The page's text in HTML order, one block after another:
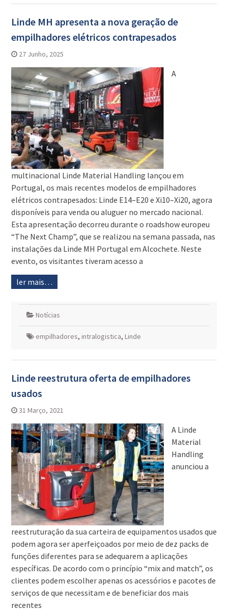
Linde MH apresenta a nova geração de
empilhadores elétricos contrapesados
27 Junho, 2025
A
multinacional Linde Material Handling lançou em
Portugal, os mais recentes modelos de empilhadores
elétricos contrapesados: Linde E14–E20 e Xi10–Xi20, agora
disponíveis para venda ou aluguer no mercado nacional.
Esta apresentação decorreu durante o roadshow europeu
“The Next Champ”, que se realizou na semana passada, nas
instalações da Linde MH Portugal em Alcochete. Neste
evento, os visitantes tiveram acesso a
ler mais…
Notícias
empilhadores, intralogistica, Linde
Linde reestrutura oferta de empilhadores
usados
31 Março, 2021
A Linde
Material
Handling
anunciou a
reestruturação da sua carteira de equipamentos usados que
podem agora ser aperfeiçoados por meio de dez packs de
funções diferentes para se adequarem a aplicações
específicas. De acordo com o princípio “mix and match”, os
clientes podem escolher apenas os acessórios e pacotes de
serviços de que necessitam e de beneficiar dos mais
recentes